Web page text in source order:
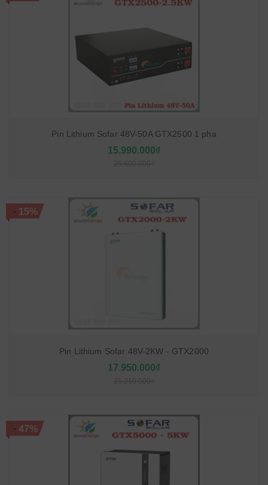
Pin Lithium Sofar 48V-50A GTX2500 1 pha
15.990.000₫
-15%
Pin Lithium Sofar 48V-2KW - GTX2000
17.950.000₫
-47%